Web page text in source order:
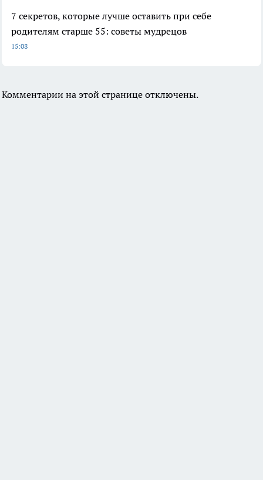
7 секретов, которые лучше оставить при себе
родителям старше 55: советы мудрецов
15:08
Комментарии на этой странице отключены.